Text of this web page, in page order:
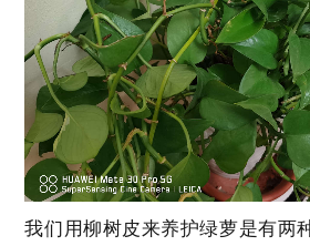
我们用柳树皮来养护绿萝是有两